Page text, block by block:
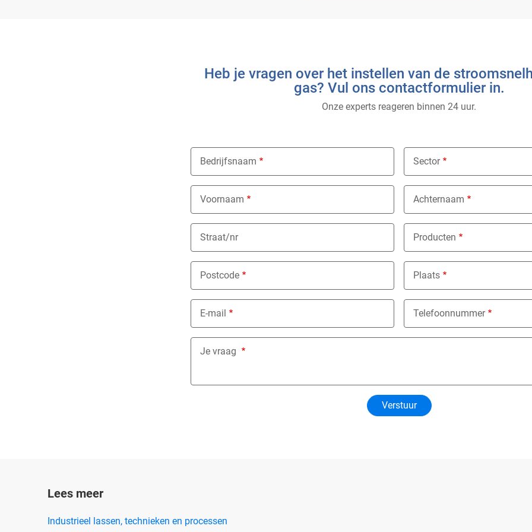
Heb je vragen over het instellen van de
gas? Vul ons contactformulier in.
Onze experts reageren binnen 24 uur.
Bedrijfsnaam Sector
Nothing selected
Voornaam Achternaam
Straat/nr Producten
Nothing selected
Postcode Plaats
E-mail Telefoonnummer
Je vraag
Lees meer
Industrieel lassen, technieken en processen